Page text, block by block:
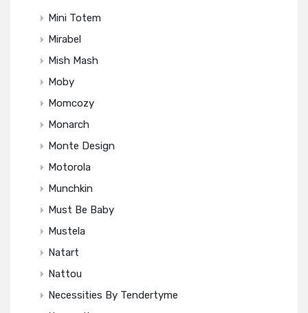
Mini Totem
Mirabel
Mish Mash
Moby
Momcozy
Monarch
Monte Design
Motorola
Munchkin
Must Be Baby
Mustela
Natart
Nattou
Necessities By Tendertyme